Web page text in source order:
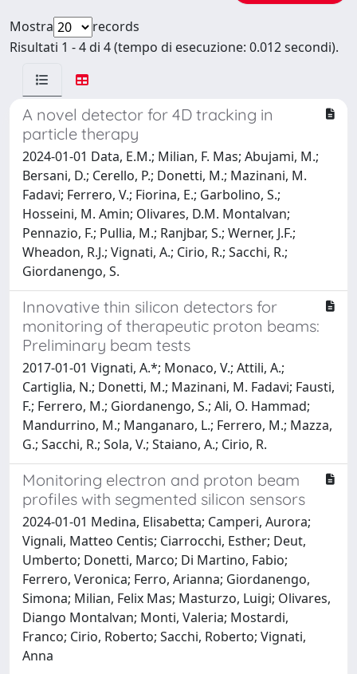
Mostra
records
Risultati 1 - 4 di 4 (tempo di esecuzione: 0.012 secondi).
A novel detector for 4D tracking in
particle therapy
2024-01-01 Data, E.M.; Milian, F. Mas; Abujami, M.;
Bersani, D.; Cerello, P.; Donetti, M.; Mazinani, M.
Fadavi; Ferrero, V.; Fiorina, E.; Garbolino, S.;
Hosseini, M. Amin; Olivares, D.M. Montalvan;
Pennazio, F.; Pullia, M.; Ranjbar, S.; Werner, J.F.;
Wheadon, R.J.; Vignati, A.; Cirio, R.; Sacchi, R.;
Giordanengo, S.
Innovative thin silicon detectors for
monitoring of therapeutic proton beams:
Preliminary beam tests
2017-01-01 Vignati, A.*; Monaco, V.; Attili, A.;
Cartiglia, N.; Donetti, M.; Mazinani, M. Fadavi; Fausti,
F.; Ferrero, M.; Giordanengo, S.; Ali, O. Hammad;
Mandurrino, M.; Manganaro, L.; Ferrero, M.; Mazza,
G.; Sacchi, R.; Sola, V.; Staiano, A.; Cirio, R.
Monitoring electron and proton beam
profiles with segmented silicon sensors
2024-01-01 Medina, Elisabetta; Camperi, Aurora;
Vignali, Matteo Centis; Ciarrocchi, Esther; Deut,
Umberto; Donetti, Marco; Di Martino, Fabio;
Ferrero, Veronica; Ferro, Arianna; Giordanengo,
Simona; Milian, Felix Mas; Masturzo, Luigi; Olivares,
Diango Montalvan; Monti, Valeria; Mostardi,
Franco; Cirio, Roberto; Sacchi, Roberto; Vignati,
Anna